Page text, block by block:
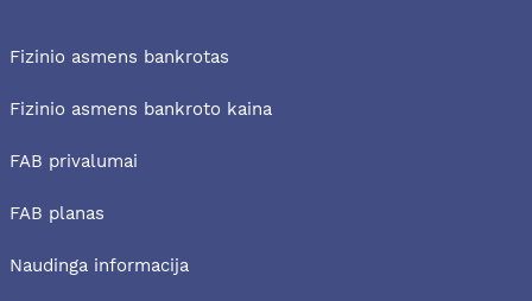
Fizinio asmens bankrotas
Fizinio asmens bankroto kaina
FAB privalumai
FAB planas
Naudinga informacija